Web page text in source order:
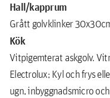
Hall/kapprum
Grått golvklinker
Kök
Vitpigemterat askgolv.
Electrolux; Kyl och frys
ugn, inbyggnadsmicro